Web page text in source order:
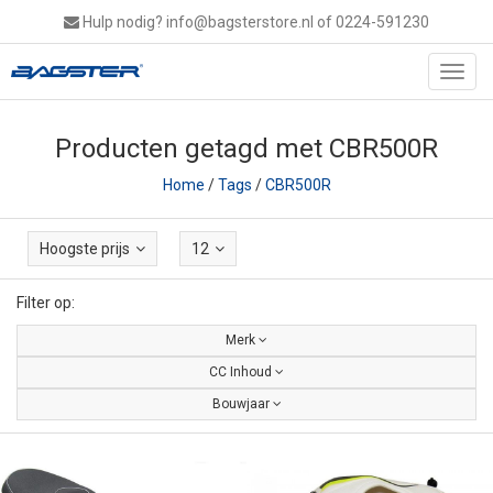
Hulp nodig? info@bagsterstore.nl of 0224-591230
Producten getagd met CBR500R
Home /Tags /CBR500R
Hoogste prijs 12
Filter op:
Merk
CC Inhoud
Bouwjaar